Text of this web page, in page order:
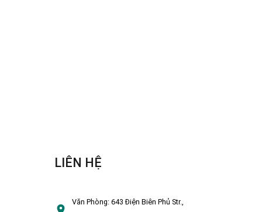
LIÊN HỆ
Văn Phòng:643 Điện Biên Phủ Str.,